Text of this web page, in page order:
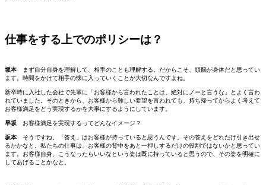
仕事をする上でのポリシーは？
坂本 まず自分自身を理解して、相手のことも理解する。だからこそ、頭脳が身体だと思ってい
ます。時間をかけて相手の懐に入っていくことが大切なんですよね。
新卒時に入社した会社で先輩に「お客様から言われたことは、絶対にノーと言うな」とよく言わ
れていました。そのときから、お客様から難しい要望を言われても、持ち帰ってからよく考えて
お客様満足をどう実現するかを大事にするようにしています。
早坂 お客様満足を実現するってどんなイメージ？
坂本 そうですね。「答え」はお客様が持っていると思うんです。その答えをどれだけ引き出せ
るかかなと。私たちの仕事は、お客様の背中をあと一押しするだけの役割ではないかと思ってい
ます。お客様自身、こうなったらいいなという姿は既に持っていると思うので、その姿を明確に
してあげることかなと。